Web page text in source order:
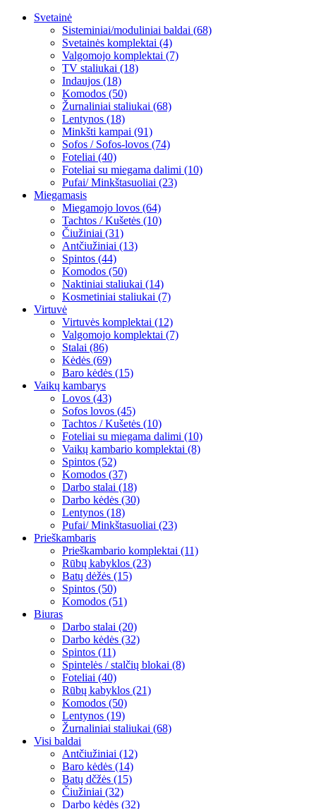
Svetainė
Sisteminiai/moduliniai baldai (68)
Svetainės komplektai (4)
Valgomojo komplektai (7)
TV staliukai (18)
Indaujos (18)
Komodos (50)
Žurnaliniai staliukai (68)
Lentynos (18)
Minkšti kampai (91)
Sofos / Sofos-lovos (74)
Foteliai (40)
Foteliai su miegama dalimi (10)
Pufai/ Minkštasuoliai (23)
Miegamasis
Miegamojo lovos (64)
Tachtos / Kušetės (10)
Čiužiniai (31)
Antčiužiniai (13)
Spintos (44)
Komodos (50)
Naktiniai staliukai (14)
Kosmetiniai staliukai (7)
Virtuvė
Virtuvės komplektai (12)
Valgomojo komplektai (7)
Stalai (86)
Kėdės (69)
Baro kėdės (15)
Vaikų kambarys
Lovos (43)
Sofos lovos (45)
Tachtos / Kušetės (10)
Foteliai su miegama dalimi (10)
Vaikų kambario komplektai (8)
Spintos (52)
Komodos (37)
Darbo stalai (18)
Darbo kėdės (30)
Lentynos (18)
Pufai/ Minkštasuoliai (23)
Prieškambaris
Prieškambario komplektai (11)
Rūbų kabyklos (23)
Batų dėžės (15)
Spintos (50)
Komodos (51)
Biuras
Darbo stalai (20)
Darbo kėdės (32)
Spintos (11)
Spintelės / stalčių blokai (8)
Foteliai (40)
Rūbų kabyklos (21)
Komodos (50)
Lentynos (19)
Žurnaliniai staliukai (68)
Visi baldai
Antčiužiniai (12)
Baro kėdės (14)
Batų dčžės (15)
Čiužiniai (32)
Darbo kėdės (32)